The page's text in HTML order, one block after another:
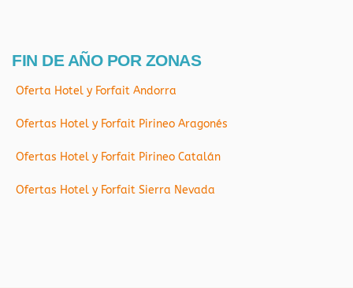
FIN DE AÑO POR ZONAS
Oferta Hotel y Forfait Andorra
Ofertas Hotel y Forfait Pirineo Aragonés
Ofertas Hotel y Forfait Pirineo Catalán
Ofertas Hotel y Forfait Sierra Nevada